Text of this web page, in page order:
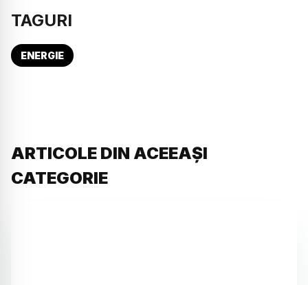
TAGURI
ENERGIE
ARTICOLE DIN ACEEAȘI
CATEGORIE